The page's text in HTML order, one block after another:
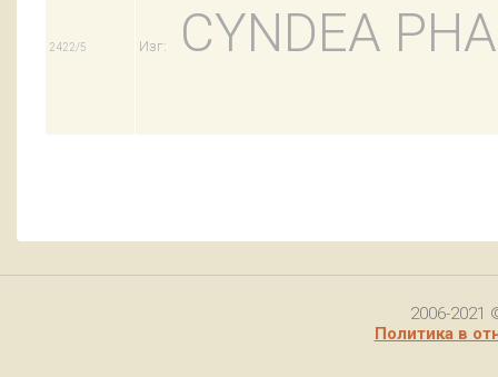
2422/5 Изг: CYNDEA
2006-2021
Политика в